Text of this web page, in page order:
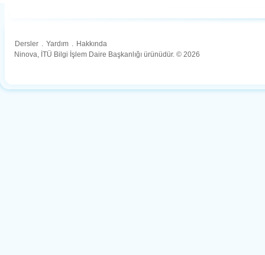
Dersler . Yardım . Hakkında
Ninova, İTÜ Bilgi İşlem Daire Başkanlığı ürünüdür. © 2026